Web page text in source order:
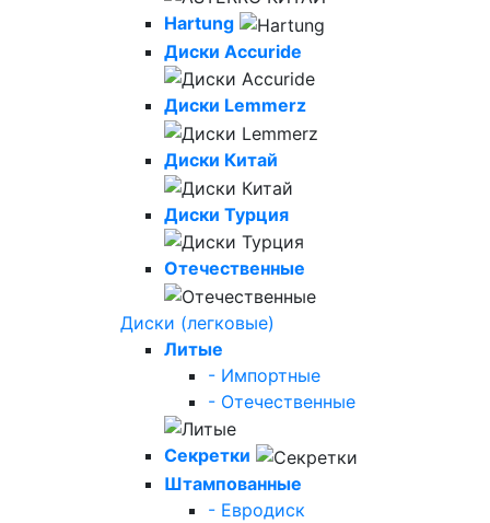
Hartung
Диски Accuride
Диски Lemmerz
Диски Китай
Диски Турция
Отечественные
Диски (легковые)
Литые
- Импортные
- Отечественные
Секретки
Штампованные
- Евродиск